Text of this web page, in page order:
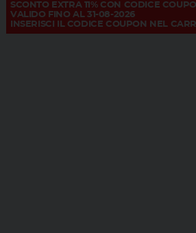
SCONTO EXTRA 11% CON CODICE
VALIDO FINO AL 31-08-2026
INSERISCI IL CODICE COUPON NEL